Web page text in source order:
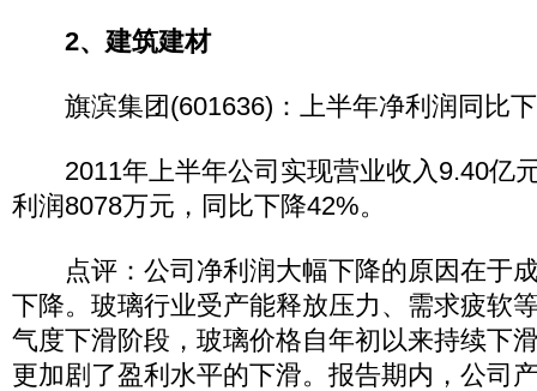
2、建筑建材
旗滨集团(601636)：上半年净利润同比
2011年上半年公司实现营业收入9.40亿
利润8078万元，同比下降42%。
点评：公司净利润大幅下降的原因在于
下降。玻璃行业受产能释放压力、需求疲软
气度下滑阶段，玻璃价格自年初以来持续下
更加剧了盈利水平的下滑。报告期内，公司